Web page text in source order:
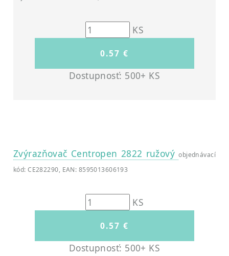
KS
Dostupnosť: 500+ KS
Zvýrazňovač Centropen 2822 ružovýobjednávací
kód: CE282290, EAN: 8595013606193
KS
Dostupnosť: 500+ KS